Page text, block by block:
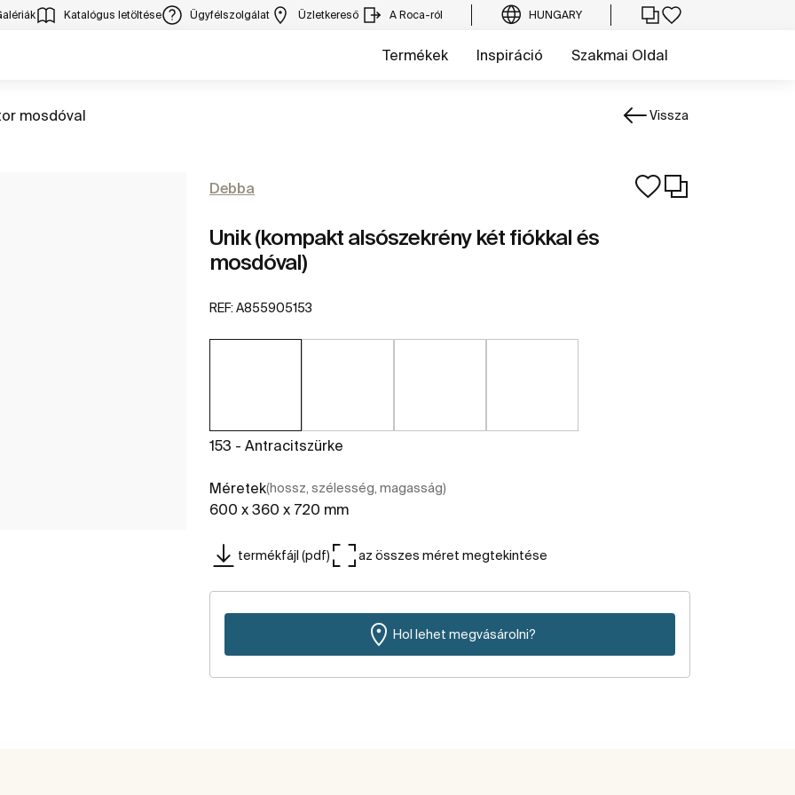
Katalógus letöltése Ügyfélszolgálat Üzletkereső A Roca-ról HUNGARY
Termékek Inspiráció Szakmai Oldal
mosdóval Vissza
Debba
Unik (kompakt alsószekrény két fiókkal és
mosdóval)
REF: A855905153
153 - Antracitszürke
Méretek(hossz, szélesség, magasság)
600 x 360 x 720 mm
termékfájl (pdf) az összes méret megtekintése
Hol lehet megvásárolni?